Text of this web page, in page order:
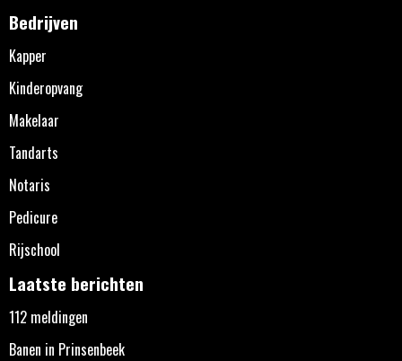
Bedrijven
Kapper
Kinderopvang
Makelaar
Tandarts
Notaris
Pedicure
Rijschool
Laatste berichten
112 meldingen
Banen in Prinsenbeek